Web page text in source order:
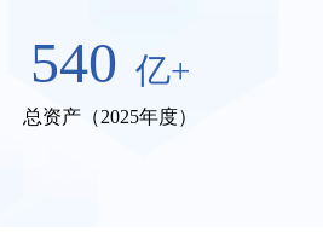
540 亿+
总资产（2025年度）